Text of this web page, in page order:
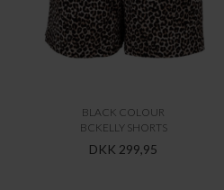
BLACK COLOUR
BCKELLY SHORTS
DKK 299,95